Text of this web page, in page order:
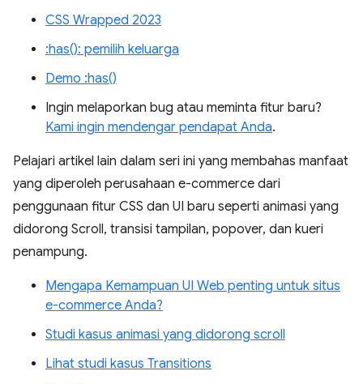
CSS Wrapped 2023
:has(): pemilih keluarga
Demo :has()
Ingin melaporkan bug atau meminta fitur baru?
Kami ingin mendengar pendapat Anda.
Pelajari artikel lain dalam seri ini yang membahas manfaat
yang diperoleh perusahaan e-commerce dari
penggunaan fitur CSS dan UI baru seperti animasi yang
didorong Scroll, transisi tampilan, popover, dan kueri
penampung.
Mengapa Kemampuan UI Web penting untuk situs
e-commerce Anda?
Studi kasus animasi yang didorong scroll
Lihat studi kasus Transitions